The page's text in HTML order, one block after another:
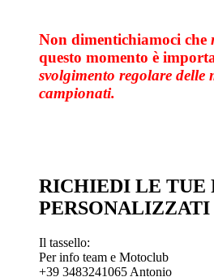
Non dimentichiamoci che
questo momento è
svolgimento regolare delle
campionati.
RICHIEDI LE TUE
PERSONALIZZATI
Il tassello:
Per info team e Motoclub
+39 3483241065 Antonio